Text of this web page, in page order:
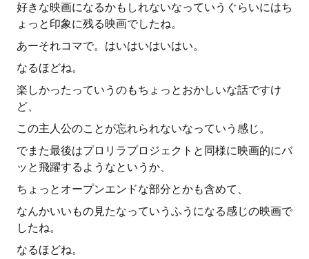
好きな映画になるかもしれないなっていうぐらいにはち
ょっと印象に残る映画でしたね。
あーそれコマで。はいはいはいはい。
なるほどね。
楽しかったっていうのもちょっとおかしいな話ですけ
ど、
この主人公のことが忘れられないなっていう感じ。
でまた最後はプロリラプロジェクトと同様に映画的にバ
ッと飛躍するようなというか、
ちょっとオープンエンドな部分とかも含めて、
なんかいいもの見たなっていうふうになる感じの映画で
したね。
なるほどね。